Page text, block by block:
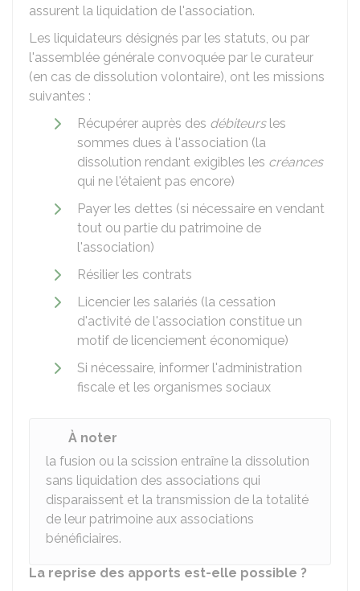
assurent la liquidation de l'association.
Les liquidateurs désignés par les statuts, ou par
l'assemblée générale convoquée par le curateur
(en cas de dissolution volontaire), ont les missions
suivantes :
Récupérer auprès des débiteursles
sommes dues à l'association (la
dissolution rendant exigibles les créances
qui ne l'étaient pas encore)
Payer les dettes (si nécessaire en vendant
tout ou partie du patrimoine de
l'association)
Résilier les contrats
Licencier les salariés (la cessation
d'activité de l'association constitue un
motif de licenciement économique)
Si nécessaire, informer l'administration
fiscale et les organismes sociaux
À noter
la fusion ou la scission entraîne la dissolution
sans liquidation des associations qui
disparaissent et la transmission de la totalité
de leur patrimoine aux associations
bénéficiaires.
La reprise des apports est-elle possible ?